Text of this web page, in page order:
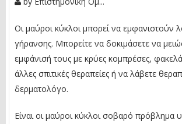
Οι μαύροι κύκλοι μπορεί να εμφανιστούν
γήρανσης. Μπορείτε να δοκιμάσετε να
εμφάνισή τους με κρύες κομπρέσες,
άλλες σπιτικές θεραπείες ή να λάβετε
δερματολόγο.
Είναι οι μαύροι κύκλοι σοβαρό πρόβλημα